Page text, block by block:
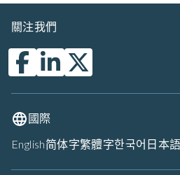
關注我們
國際
English简体字繁體字한국어 日本語